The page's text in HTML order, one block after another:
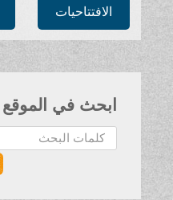
الافتتاحيات
ابحث في الموقع
البحث...